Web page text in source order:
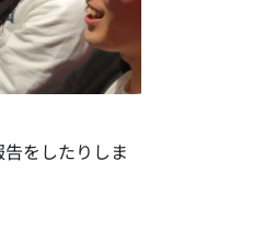
をしたりしま